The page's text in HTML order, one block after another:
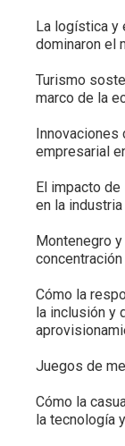
La logística y
dominaron el
Turismo
marco de la
empresarial
El impacto
en la
Montenegro
Cómo la
la inclusión y
Juegos de
Cómo la
la tecnología